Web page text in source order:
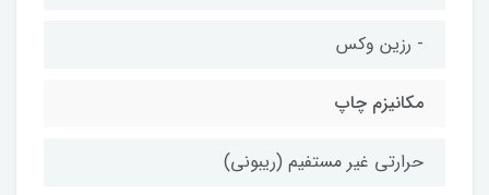
- رزین وکس
مکانیزم چاپ
حرارتی غیر مستفیم (ریبونی)